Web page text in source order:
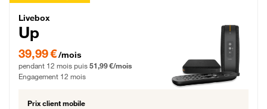
Livebox Up Fibre
Livebox
Up
39,99 € par mois pendant 12 mois puis 51,99 € par mois, Engagement 12 mois
39,99 €/mois
pendant 12 mois puis 51,99 €/mois
Engagement 12 mois
Prix client mobile